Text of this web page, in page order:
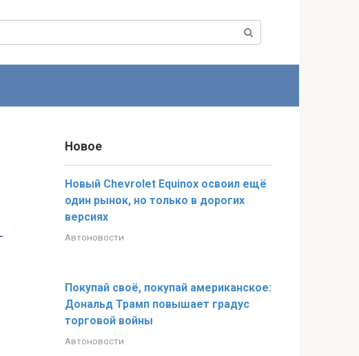
Новое
Новый Chevrolet Equinox освоил ещё
один рынок, но только в дорогих
версиях
Автоновости
Покупай своё, покупай американское:
Дональд Трамп повышает градус
торговой войны
Автоновости